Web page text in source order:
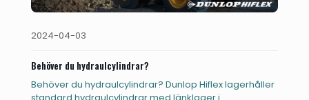
2024-04-03
Behöver du hydraulcylindrar?
Behöver du hydraulcylindrar? Dunlop Hiflex lagerhåller